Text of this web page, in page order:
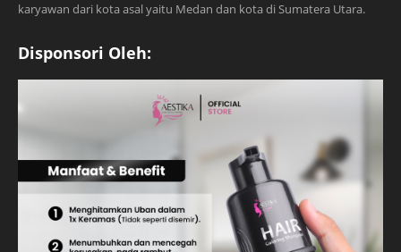
karyawan dari kota asal yaitu Medan dan kota di Sumatera Utara.
Disponsori Oleh: